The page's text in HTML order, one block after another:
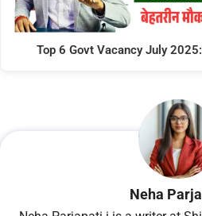
Top 6 Govt Vacancy July
Neha